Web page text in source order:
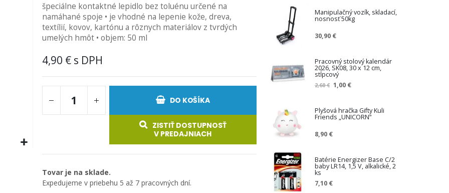
špeciálne kontaktné lepidlo bez toluénu určené na
namáhané spoje • je vhodné na lepenie kože, dreva,
textílií, kovov, kartónu a rôznych materiálov z tvrdých
umelých hmôt • objem: 50 ml
4,90 €
DO KOŠÍKA
ZISTIŤ DOSTUPNOSŤ
V PREDAJNIACH
Tovar je na sklade.
Expedujeme v priebehu 5 až 7 pracovných dní.
Manipulačný vozík, skladací,
nosnosť 50kg
30,90 €
Pracovný stolový kalendár
2026, SK08, 30 x 12 cm,
stĺpcový
2,60 €
Z
ž
e
n
a
1,00 €
Plyšová hračka Gifty Kuli
Friends „UNICORN“
8,90 €
Batérie Energizer Base C/2
baby LR14, 1,5 V, alkalické, 2
ks
7,10 €